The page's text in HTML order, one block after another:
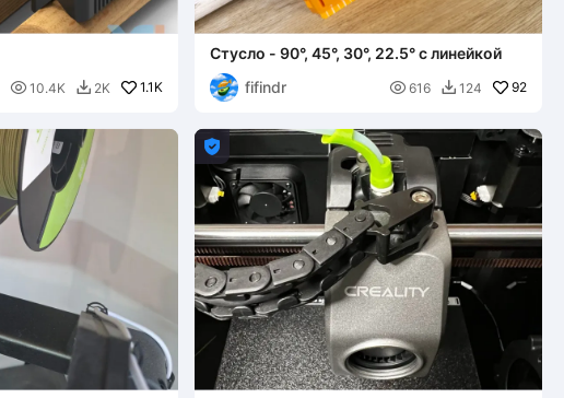
 10.4K  2K 1.1K
Стусло - 90°, 45°, 30°, 22.5° с линейкой
fifindr
 616  124 92
